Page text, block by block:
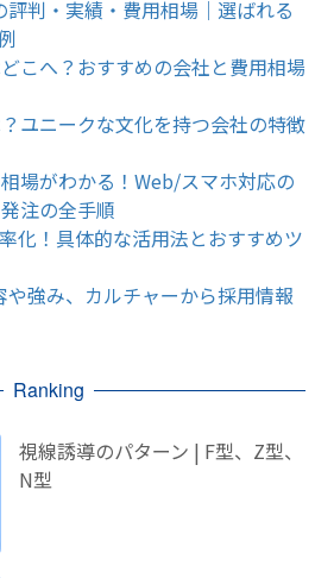
評判・実績・費用相場｜選ばれる
こへ？おすすめの会社と費用相場
ユニークな文化を持つ会社の特徴
場がわかる！Web/スマホ対応の
注の全手順
化！具体的な活用法とおすすめツ
強み、カルチャーから採用情報
Ranking
視線誘導のパターン | F型、Z型、
N型